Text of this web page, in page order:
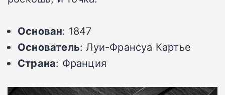
Основан: 1847
Основатель: Луи-Франсуа Картье
Страна: Франция